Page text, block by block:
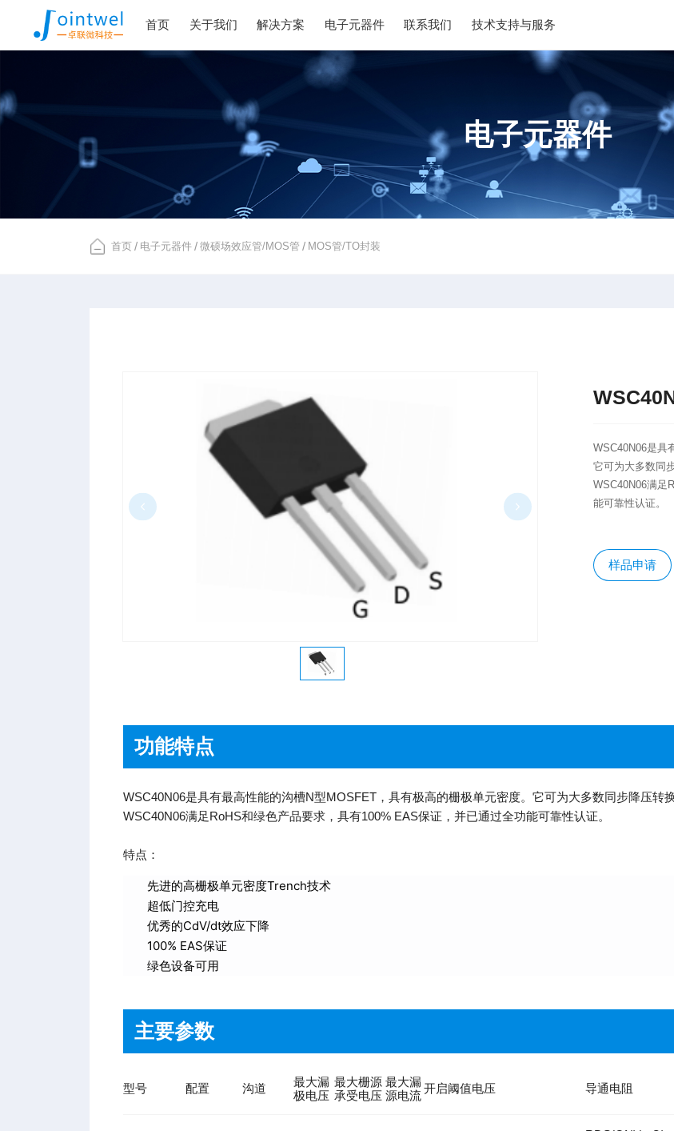
首页 关于我们 解决方案 电子元器件 联系我们 技术支持与服务
电子元器件
首页 / 电子元器件 / 微硕场效应管/MOS管 / MOS管/TO封装
​WSC40N06是具
它可为大多数同
WSC40N06满足
能可靠性认证。
样品申请
功能特点
WSC40N06是具有最高性能的沟槽N型MOSFET，具有极高的栅极单元密度。它可为大多数同步降压转
WSC40N06满足RoHS和绿色产品要求，具有100% EAS保证，并已通过全功能可靠性认证。
特点：
先进的高栅极单元密度Trench技术
超低门控充电
优秀的CdV/dt效应下降
100% EAS保证
绿色设备可用
主要参数
型号 配置 沟道
最大漏
极电压
最大栅源
承受电压
最大漏
源电流
开启阈值电压 导通电阻